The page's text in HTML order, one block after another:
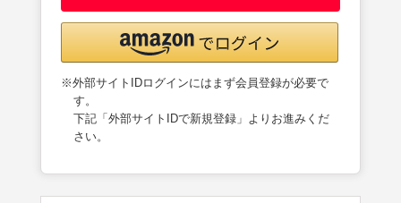
※外部サイトIDログインにはまず会員登録が必要で
す。
下記「外部サイトIDで新規登録」よりお進みくだ
さい。